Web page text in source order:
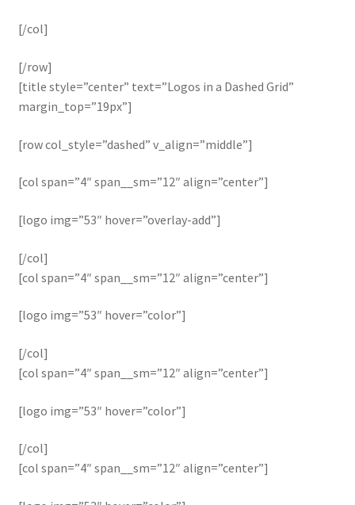
[/col]
[/row]
[title style=”center” text=”Logos in a Dashed Grid”
margin_top=”19px”]
[row col_style=”dashed” v_align=”middle”]
[col span=”4″ span__sm=”12″ align=”center”]
[logo img=”53″ hover=”overlay-add”]
[/col]
[col span=”4″ span__sm=”12″ align=”center”]
[logo img=”53″ hover=”color”]
[/col]
[col span=”4″ span__sm=”12″ align=”center”]
[logo img=”53″ hover=”color”]
[/col]
[col span=”4″ span__sm=”12″ align=”center”]